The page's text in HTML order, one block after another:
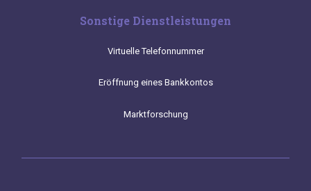
Sonstige Dienstleistungen
Virtuelle Telefonnummer
Eröffnung eines Bankkontos
Marktforschung